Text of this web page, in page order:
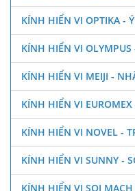
KÍNH HIỂN VI OPTIKA - Ý
KÍNH HIỂN VI
KÍNH HIỂN VI MEIJI -
KÍNH HIỂN VI
KÍNH HIỂN VI NOVEL -
KÍNH HIỂN VI SUNNY -
KÍNH HIỂN VI SOI